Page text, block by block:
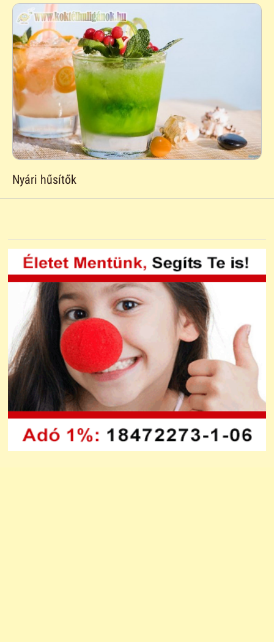
Nyári hűsítők